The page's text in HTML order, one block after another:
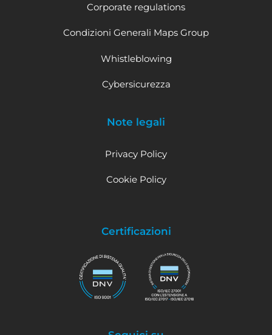
Corporate regulations
Condizioni Generali Maps Group
Whistleblowing
Cybersicurezza
Note legali
Privacy Policy
Cookie Policy
Certificazioni